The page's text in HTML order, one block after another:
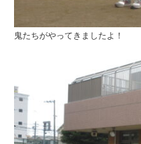
鬼たちがやってきましたよ！